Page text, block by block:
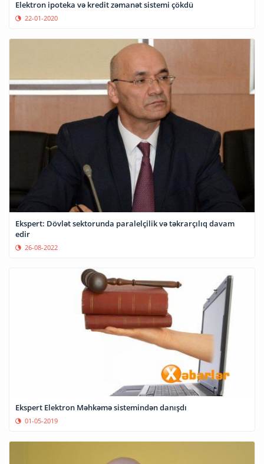
Elektron ipoteka və kredit zəmanət sistemi çökdü
22-01-2020
Ekspert: Dövlət sektorunda paralelçilik və təkrarçılıq davam
edir
26-08-2022
Ekspert Elektron Məhkəmə sistemindən danışdı
01-05-2019